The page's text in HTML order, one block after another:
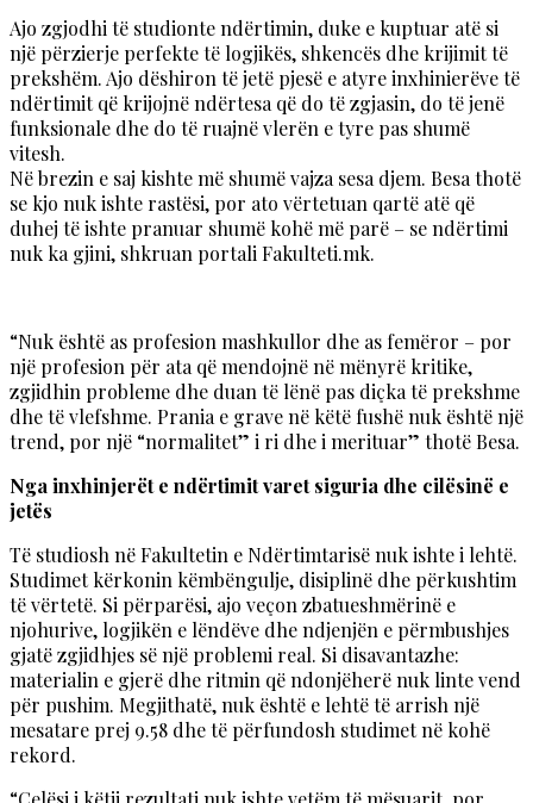
Ajo zgjodhi të studionte ndërtimin, duke e kuptuar atë si
një përzierje perfekte të logjikës, shkencës dhe krijimit të
prekshëm. Ajo dëshiron të jetë pjesë e atyre inxhinierëve të
ndërtimit që krijojnë ndërtesa që do të zgjasin, do të jenë
funksionale dhe do të ruajnë vlerën e tyre pas shumë
vitesh.
Në brezin e saj kishte më shumë vajza sesa djem. Besa thotë
se kjo nuk ishte rastësi, por ato vërtetuan qartë atë që
duhej të ishte pranuar shumë kohë më parë – se ndërtimi
nuk ka gjini, shkruan portali Fakulteti.mk.
“Nuk është as profesion mashkullor dhe as femëror – por
një profesion për ata që mendojnë në mënyrë kritike,
zgjidhin probleme dhe duan të lënë pas diçka të prekshme
dhe të vlefshme. Prania e grave në këtë fushë nuk është një
trend, por një “normalitet” i ri dhe i merituar” thotë Besa.
Nga inxhinjerët e ndërtimit varet siguria dhe cilësinë e
jetës
Тë studiosh në Fakultetin e Ndërtimtarisë nuk ishte i lehtë.
Studimet kërkonin këmbëngulje, disiplinë dhe përkushtim
të vërtetë. Si përparësi, ajo veçon zbatueshmërinë e
njohurive, logjikën e lëndëve dhe ndjenjën e përmbushjes
gjatë zgjidhjes së një problemi real. Si disavantazhe:
materialin e gjerë dhe ritmin që ndonjëherë nuk linte vend
për pushim. Megjithatë, nuk është e lehtë të arrish një
mesatare prej 9.58 dhe të përfundosh studimet në kohë
rekord.